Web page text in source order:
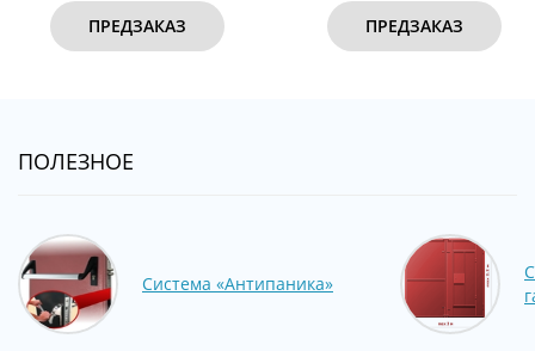
ПРЕДЗАКАЗ ПРЕДЗАКАЗ
ПОЛЕЗНОЕ
Система «Антипаника»